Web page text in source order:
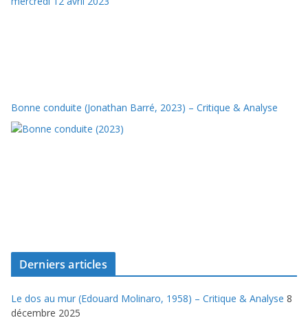
Bonne conduite (Jonathan Barré, 2023) – Critique & Analyse
Derniers articles
Le dos au mur (Edouard Molinaro, 1958) – Critique & Analyse 8
décembre 2025